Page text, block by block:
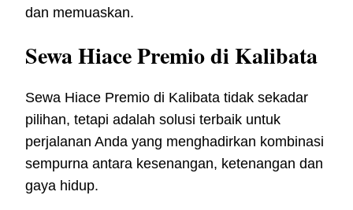
dan memuaskan.
Sewa Hiace Premio di Kalibata
Sewa Hiace Premio di Kalibata tidak sekadar
pilihan, tetapi adalah solusi terbaik untuk
perjalanan Anda yang menghadirkan kombinasi
sempurna antara kesenangan, ketenangan dan
gaya hidup.